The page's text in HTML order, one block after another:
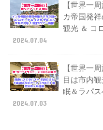
【世界一
カ帝国発
観光 ＆ コ
2024.07.04
【世界一
目は市内
眠＆ラパ
2024.07.03